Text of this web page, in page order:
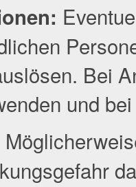
Bei
und